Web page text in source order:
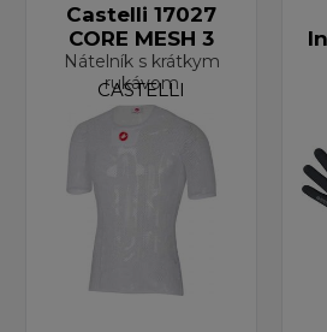
Castelli 17027
CORE MESH 3
Nátelník s krátkym
rukávom
CASTELLI